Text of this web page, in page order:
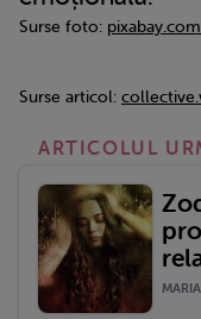
Surse foto: pixabay.com
Surse articol:
ARTICOLUL